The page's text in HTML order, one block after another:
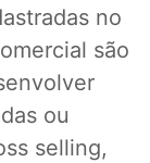
no
são
ou
selling,